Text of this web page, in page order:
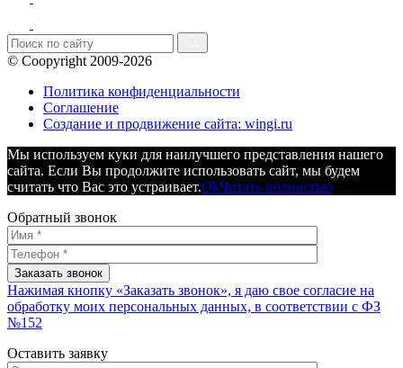
© Coopyright 2009-2026
Политика конфиденциальности
Соглашение
Создание и продвижение сайта: wingi.ru
Мы используем куки для наилучшего представления нашего
сайта. Если Вы продолжите использовать сайт, мы будем
считать что Вас это устраивает.OkЧитать полностью
Обратный звонок
Нажимая кнопку «Заказать звонок», я даю свое согласие на
обработку моих персональных данных, в соответствии с ФЗ
№152
Оставить заявку